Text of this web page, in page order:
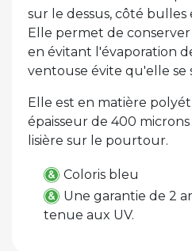
sur le dessus, côté
Elle permet de
en évitant l'évaporation
ventouse évite qu'elle se
Elle est en matière
épaisseur de 400
lisière sur le pourtour.
Coloris bleu
Une garantie de 2
tenue aux UV.